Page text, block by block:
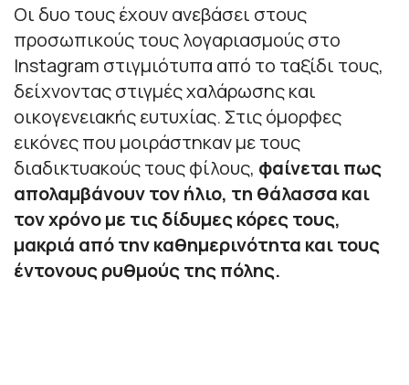
Οι δυο τους έχουν ανεβάσει στους
προσωπικούς τους λογαριασμούς στο
Instagram στιγμιότυπα από το ταξίδι τους,
δείχνοντας στιγμές χαλάρωσης και
οικογενειακής ευτυχίας. Στις όμορφες
εικόνες που μοιράστηκαν με τους
διαδικτυακούς τους φίλους, φαίνεται πως
απολαμβάνουν τον ήλιο, τη θάλασσα και
τον χρόνο με τις δίδυμες κόρες τους,
μακριά από την καθημερινότητα και τους
έντονους ρυθμούς της πόλης.